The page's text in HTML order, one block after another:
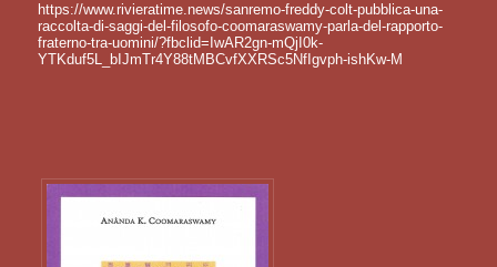
https://www.rivieratime.news/sanremo-freddy-colt-pubblica-una-
raccolta-di-saggi-del-filosofo-coomaraswamy-parla-del-rapporto-
fraterno-tra-uomini/?fbclid=IwAR2gn-mQjI0k-
YTKduf5L_bIJmTr4Y88tMBCvfXXRSc5NfIgvph-ishKw-M